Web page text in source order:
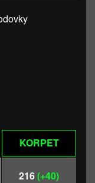
KORPET
216(+40)